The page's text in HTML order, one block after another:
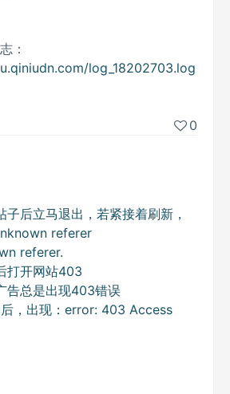
：
log_18202703.log
0
子后立马退出，若紧接着刷新，
referer
referer.
打开网站403
告总是出现403错误
，出现：error: 403 Access